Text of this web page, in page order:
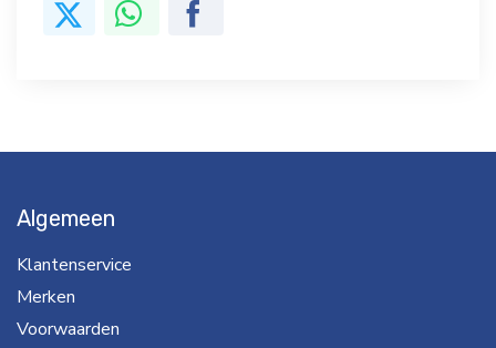
Algemeen
Klantenservice
Merken
Voorwaarden